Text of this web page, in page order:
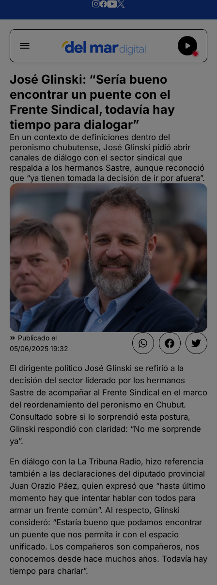
José Glinski: “Sería bueno
encontrar un puente con el
Frente Sindical, todavía hay
tiempo para dialogar”
En un contexto de definiciones dentro del
peronismo chubutense, José Glinski pidió abrir
canales de diálogo con el sector sindical que
respalda a los hermanos Sastre, aunque reconoció
que “ya tienen tomada la decisión de ir por afuera”.
Publicado el
05/06/2025 19:32
El dirigente político José Glinski se refirió a la
decisión del sector liderado por los hermanos
Sastre de acompañar al Frente Sindical en el marco
del reordenamiento del peronismo en Chubut.
Consultado sobre si lo sorprendió esta postura,
Glinski respondió con claridad: “No me sorprende
ya”.
En diálogo con la La Tribuna Radio, hizo referencia
también a las declaraciones del diputado provincial
Juan Orazio Páez, quien expresó que “hasta último
momento hay que intentar hablar con todos para
armar un frente común”. Al respecto, Glinski
consideró: “Estaría bueno que podamos encontrar
un puente que nos permita ir con el espacio
unificado. Los compañeros son compañeros, nos
conocemos desde hace muchos años. Todavía hay
tiempo para charlar”.